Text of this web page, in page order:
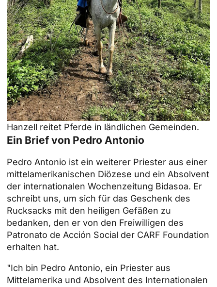
Hanzell reitet Pferde in ländlichen Gemeinden.
Ein Brief von Pedro Antonio
Pedro Antonio ist ein weiterer Priester aus einer
mittelamerikanischen Diözese und ein Absolvent
der internationalen Wochenzeitung Bidasoa. Er
schreibt uns, um sich für das Geschenk des
Rucksacks mit den heiligen Gefäßen zu
bedanken, den er von den Freiwilligen des
Patronato de Acción Social der CARF Foundation
erhalten hat.
"Ich bin Pedro Antonio, ein Priester aus
Mittelamerika und Absolvent des Internationalen